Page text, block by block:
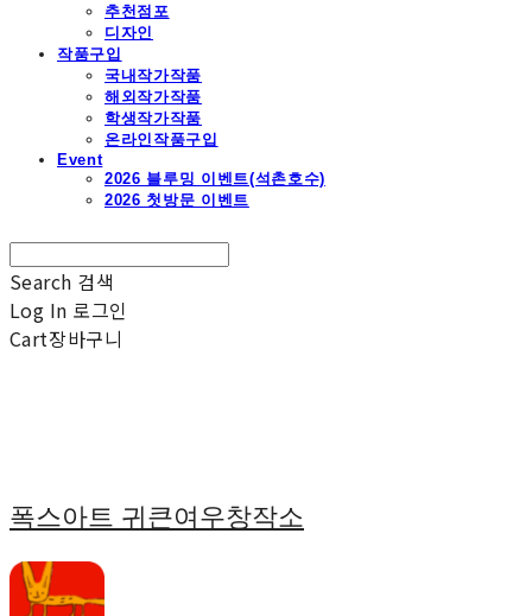
추천점포
디자인
작품구입
국내작가작품
해외작가작품
학생작가작품
온라인작품구입
Event
2026 블루밍 이벤트(석촌호수)
2026 첫방문 이벤트
Search 검색
Log In 로그인
Cart장바구니
폭스아트 귀큰여우창작소